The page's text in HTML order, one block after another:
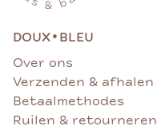
DOUX• BLEU
Over ons
Verzenden & afhalen
Betaalmethodes
Ruilen & retourneren